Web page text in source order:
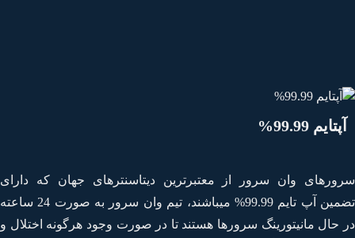
99.99%
وان سرور از معتبرترین دیتاسنترهای جهان که دارای
تضمین آپ تایم 99.99% میباشند، تیم وان سرور به صورت 24 ساعته
حال مانیتورینگ سرورها هستند تا در صورت وجود هرگونه اختلال و